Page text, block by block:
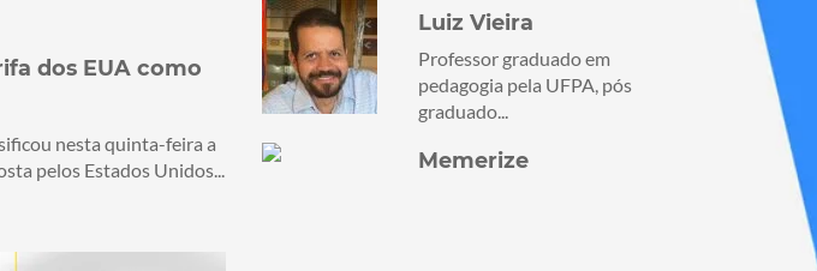
dos EUA como
nesta quinta-feira a
pelos Estados Unidos...
Luiz Vieira
Professor graduado em
pedagogia pela UFPA, pós
graduado...
Memerize